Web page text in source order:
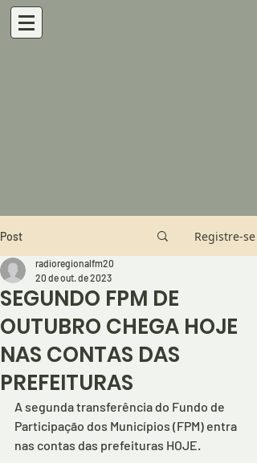
Post Registre-se
SEGUNDO FPM DE
OUTUBRO CHEGA HOJE
NAS CONTAS DAS
PREFEITURAS
radioregionalfm20
20 de out. de 2023
A segunda transferência do Fundo de
Participação dos Municípios (FPM) entra
nas contas das prefeituras HOJE.